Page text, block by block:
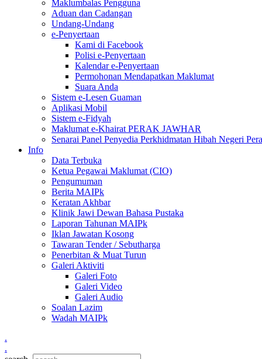
Maklumbalas Pengguna
Aduan dan Cadangan
Undang-Undang
e-Penyertaan
Kami di Facebook
Polisi e-Penyertaan
Kalendar e-Penyertaan
Permohonan Mendapatkan Maklumat
Suara Anda
Sistem e-Lesen Guaman
Aplikasi Mobil
Sistem e-Fidyah
Maklumat e-Khairat PERAK JAWHAR
Senarai Panel Penyedia Perkhidmatan Hibah Negeri
Info
Data Terbuka
Ketua Pegawai Maklumat (CIO)
Pengumuman
Berita MAIPk
Keratan Akhbar
Klinik Jawi Dewan Bahasa Pustaka
Laporan Tahunan MAIPk
Iklan Jawatan Kosong
Tawaran Tender / Sebutharga
Penerbitan & Muat Turun
Galeri Aktiviti
Galeri Foto
Galeri Video
Galeri Audio
Soalan Lazim
Wadah MAIPk
.
.